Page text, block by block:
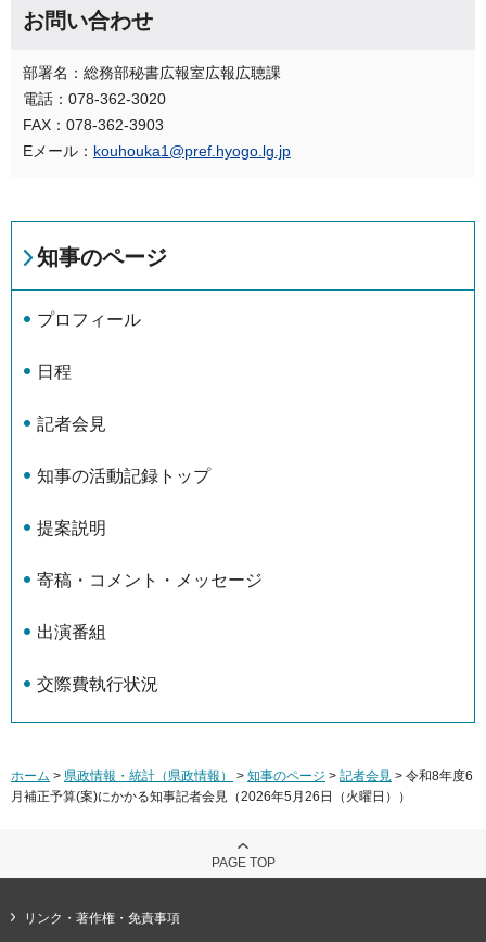
お問い合わせ
部署名：総務部秘書広報室広報広聴課
電話：078-362-3020
FAX：078-362-3903
Eメール： kouhouka1@pref.hyogo.lg.jp
知事のページ
プロフィール
日程
記者会見
知事の活動記録トップ
提案説明
寄稿・コメント・メッセージ
出演番組
交際費執行状況
ホーム > 県政情報・統計（県政情報） > 知事のページ > 記者会見 > 令和8年度6
⽉補正予算(案)にかかる知事記者会見（2026年5月26日（火曜日））
PAGE TOP
リンク・著作権・免責事項